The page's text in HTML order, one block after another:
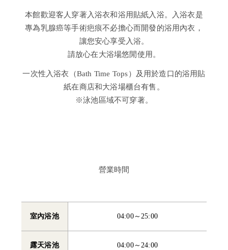
本館歡迎客人穿著入浴衣和浴用貼紙入浴。
入浴衣是
專為乳腺癌等手術疤痕不必擔心而開發的浴用內衣，
讓您安心享受入浴。
請放心在大浴場悠閒使用。
一次性入浴衣（Bath Time Tops）及用於造口的浴用貼
紙在商店和大浴場櫃台有售。
※泳池區域不可穿著。
營業時間
室內浴池 04:00～25:00
露天浴池 04:00～24:00